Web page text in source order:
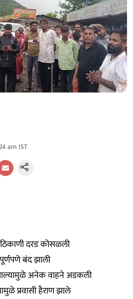
am IST
दरड कोसळली
बंद झाली
अनेक वाहने अडकली
प्रवासी हैराण झाले